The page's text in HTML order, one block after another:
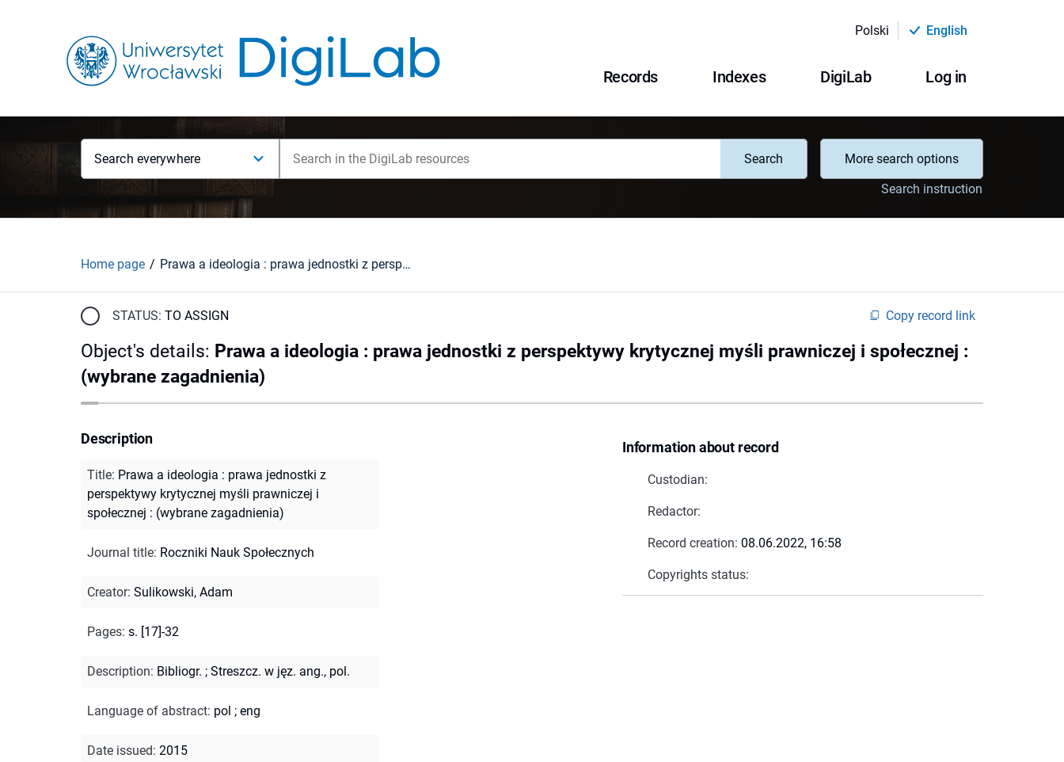
Polski English
Records Indexes DigiLab Log in
Search everywhere Search
More search options
Search instruction
Home page Prawa a ideologia : prawa jednostki z perspektywy krytycznej myśli prawniczej i społecznej : (wybrane zagadnienia)
STATUS: TO ASSIGN Copy record link
Object's details: Prawa a ideologia : prawa jednostki z perspektywy krytycznej myśli prawniczej i społecznej :
(wybrane zagadnienia)
Information about record
Custodian:
Redactor:
Record creation: 08.06.2022, 16:58
Copyrights status:
Description
Title: Prawa a ideologia : prawa jednostki z
perspektywy krytycznej myśli prawniczej i
społecznej : (wybrane zagadnienia)
Journal title: Roczniki Nauk Społecznych
Creator: Sulikowski, Adam
Pages: s. [17]-32
Description: Bibliogr. ; Streszcz. w jęz. ang., pol.
Language of abstract: pol ; eng
Date issued: 2015